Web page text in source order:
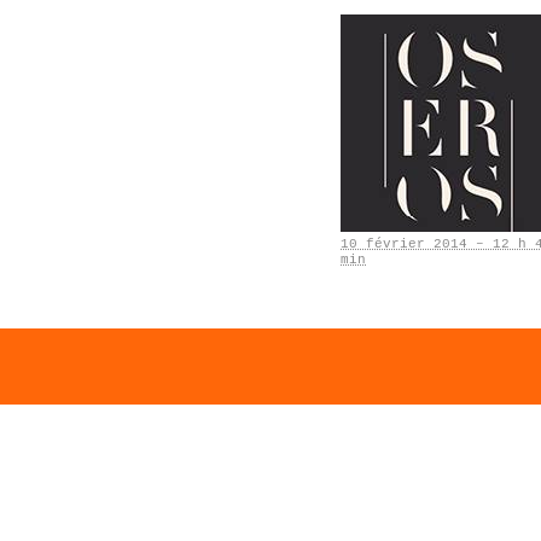
10 février 2014 – 12 h
min